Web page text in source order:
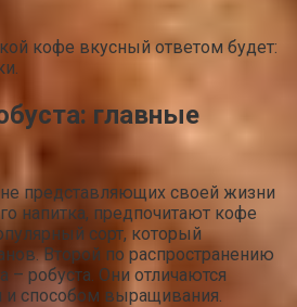
кофе вкусный ответом будет:
главные
представляющих своей жизни
напитка, предпочитают кофе
сорт, который
Второй по распространению
робуста. Они отличаются
способом выращивания.